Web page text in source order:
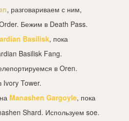
, разговариваем с ним,
Бежим в Death Pass.
Basilisk, пока
Basilisk Fang.
в Oren.
Ivory Tower.
Manashen Gargoyle, пока
Shard. Используем soe.